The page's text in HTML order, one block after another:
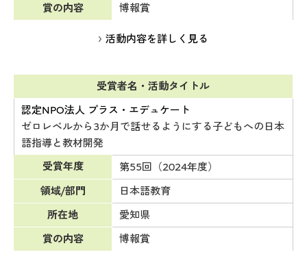
賞の内容
博報賞
活動内容を詳しく見る
受賞者名・活動タイトル
認定NPO法人 プラス・エデュケート
ゼロレベルから3か月で話せるようにする子どもへの日本
語指導と教材開発
受賞年度
第55回（2024年度）
領域/部門
日本語教育
所在地
愛知県
賞の内容
博報賞